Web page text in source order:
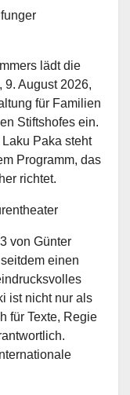
lädt die
9. August 2026,
für Familien
Stiftshofes ein.
Paka steht
Programm, das
richtet.
von Günter
einen
ist nicht nur als
für Texte, Regie